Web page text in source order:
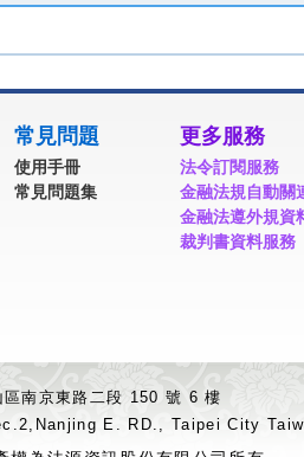
常見問題
使用手冊
常見問題集
更多服務
法令訂閱服務
金融法規自動關
金融法遵外規資
裁判書資料服務
區南京東路二段 150 號 6 樓
E. RD., Taipei City